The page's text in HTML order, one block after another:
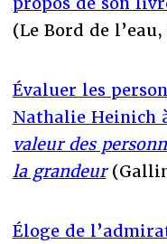
(Le Bord de l’eau,
Évaluer les
Nathalie Heinich
valeur des
la grandeur
Éloge de